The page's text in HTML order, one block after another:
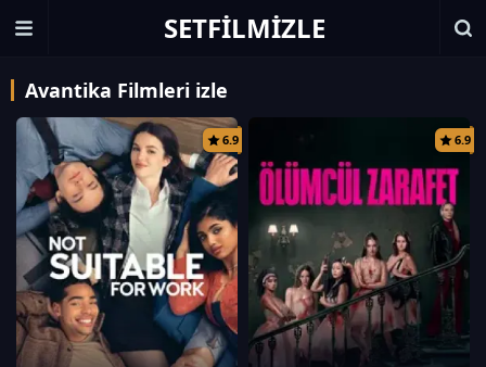
SETFILMIZLE
Avantika Filmleri izle
6.9 6.9